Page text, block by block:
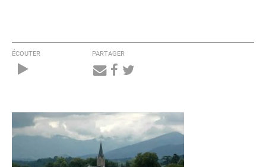
ÉCOUTER PARTAGER